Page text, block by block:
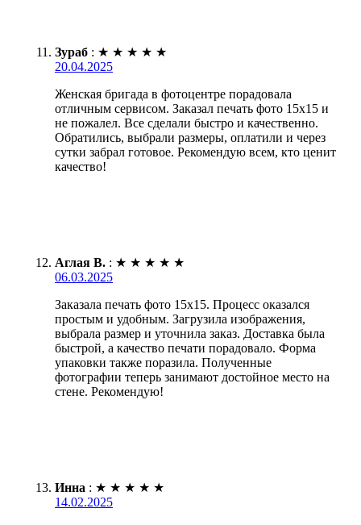
Зураб : ★ ★ ★ ★ ★
20.04.2025
Женская бригада в фотоцентре порадовала
отличным сервисом. Заказал печать фото 15х15 и
не пожалел. Все сделали быстро и качественно.
Обратились, выбрали размеры, оплатили и через
сутки забрал готовое. Рекомендую всем, кто ценит
качество!
Аглая В. : ★ ★ ★ ★ ★
06.03.2025
Заказала печать фото 15х15. Процесс оказался
простым и удобным. Загрузила изображения,
выбрала размер и уточнила заказ. Доставка была
быстрой, а качество печати порадовало. Форма
упаковки также поразила. Полученные
фотографии теперь занимают достойное место на
стене. Рекомендую!
Инна : ★ ★ ★ ★ ★
14.02.2025